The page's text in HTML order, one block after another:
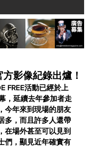
方影像紀錄出爐！
FREE活動已經於上
，延續去年參加者走
今年來到現場的朋友
多，而且許多人還帶
在場外甚至可以見到
們，顯見近年確實有